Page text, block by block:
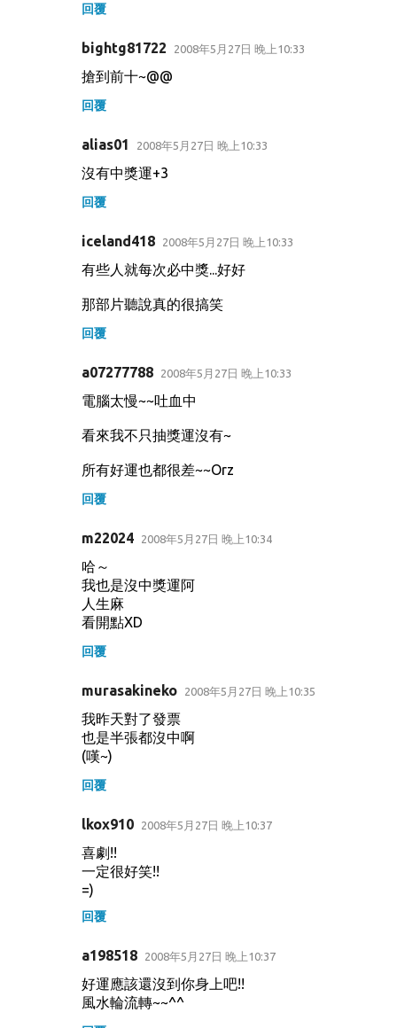
回覆
bightg81722 2008年5月27日 晚上10:33
搶到前十~@@
回覆
alias01 2008年5月27日 晚上10:33
沒有中獎運+3
回覆
iceland418 2008年5月27日 晚上10:33
有些人就每次必中獎...好好
那部片聽說真的很搞笑
回覆
a07277788 2008年5月27日 晚上10:33
電腦太慢~~吐血中
看來我不只抽獎運沒有~
所有好運也都很差~~Orz
回覆
m22024 2008年5月27日 晚上10:34
哈～
我也是沒中獎運阿
人生麻
看開點XD
回覆
murasakineko 2008年5月27日 晚上10:35
我昨天對了發票
也是半張都沒中啊
(嘆~)
回覆
lkox910 2008年5月27日 晚上10:37
喜劇!!
一定很好笑!!
=)
回覆
a198518 2008年5月27日 晚上10:37
好運應該還沒到你身上吧!!
風水輪流轉~~^^